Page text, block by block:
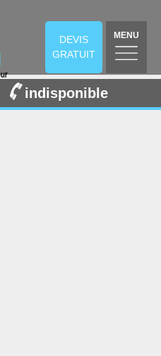
DEVIS
GRATUIT
MENU
indisponible